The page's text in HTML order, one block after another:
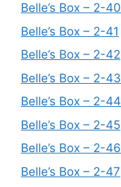
Belle’s Box – 2-40
Belle’s Box – 2-41
Belle’s Box – 2-42
Belle’s Box – 2-43
Belle’s Box – 2-44
Belle’s Box – 2-45
Belle’s Box – 2-46
Belle’s Box – 2-47